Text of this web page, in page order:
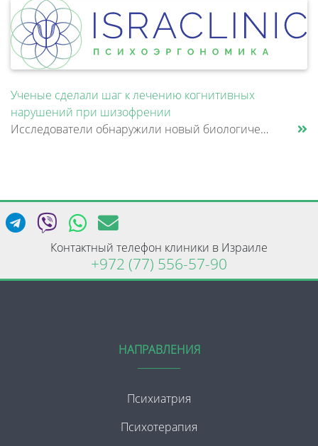
Ученые сделали шаг к лечению когнитивных
нарушений при шизофрении
Исследователи обнаружили новый биологический механизм, который может быть связан с нарушением памяти и внимания при шизо......
Контактный телефон клиники в Израиле
+972 (77) 556-57-90
НАПРАВЛЕНИЯ
Психиатрия
Психотерапия